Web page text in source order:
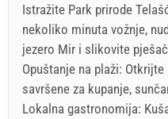
Istražite Park prirode
nekoliko minuta vožnje,
jezero Mir i slikovite
Opuštanje na plaži:
savršene za kupanje,
Lokalna gastronomija: